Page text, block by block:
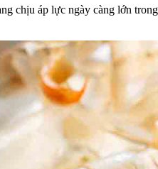
chịu áp lực ngày càng lớn trong